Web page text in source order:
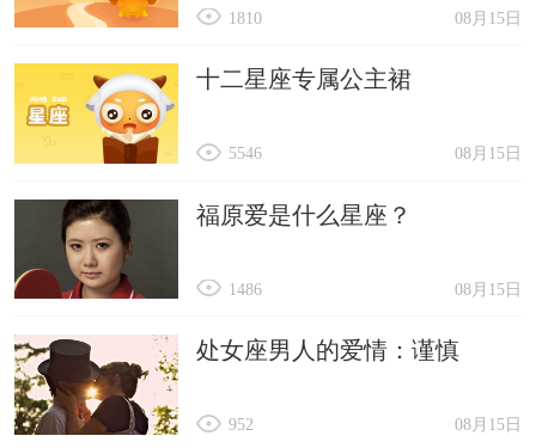
08月15日
1810
十二星座专属公主裙
08月15日
5546
福原爱是什么星座？
08月15日
1486
处女座男人的爱情：谨慎
08月15日
952